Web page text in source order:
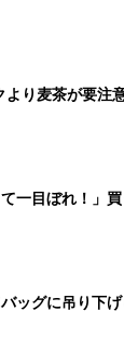
り麦茶が要注
一目ぼれ！」
ッグに吊り下